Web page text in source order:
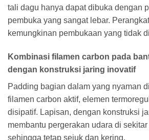
tali dagu hanya dapat dibuka dengan
pembuka yang sangat lebar.
kemungkinan pembukaan yang tidak
Kombinasi filamen carbon pada
dengan konstruksi jaring inovatif
Padding bagian dalam yang nyaman
filamen carbon aktif, elemen
disipatif. Lapisan, dengan konstruksi
membantu pergerakan udara di
sehingga tetap sejuk dan kering.